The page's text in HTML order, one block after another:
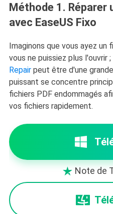
Méthode 1. Réparer
avec EaseUS Fixo
Imaginons que vous ayez un
vous ne puissiez plus l'ouvrir ;
Repairpeut être d'une
puissant se concentre
fichiers PDF endommagés
vos fichiers rapidement.
 Note de